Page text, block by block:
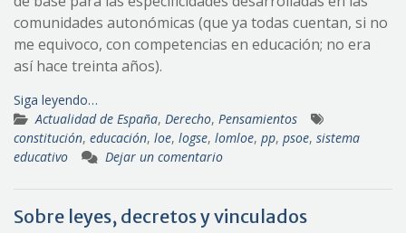
comunidades autonómicas (que ya todas cuentan, si no
me equivoco, con competencias en educación; no era
así hace treinta años).
Siga leyendo…
Actualidad de España, Derecho, Pensamientos
constitución, educación, loe, logse, lomloe, pp, psoe, sistema
educativo
Dejar un comentario
Sobre leyes, decretos y vinculados